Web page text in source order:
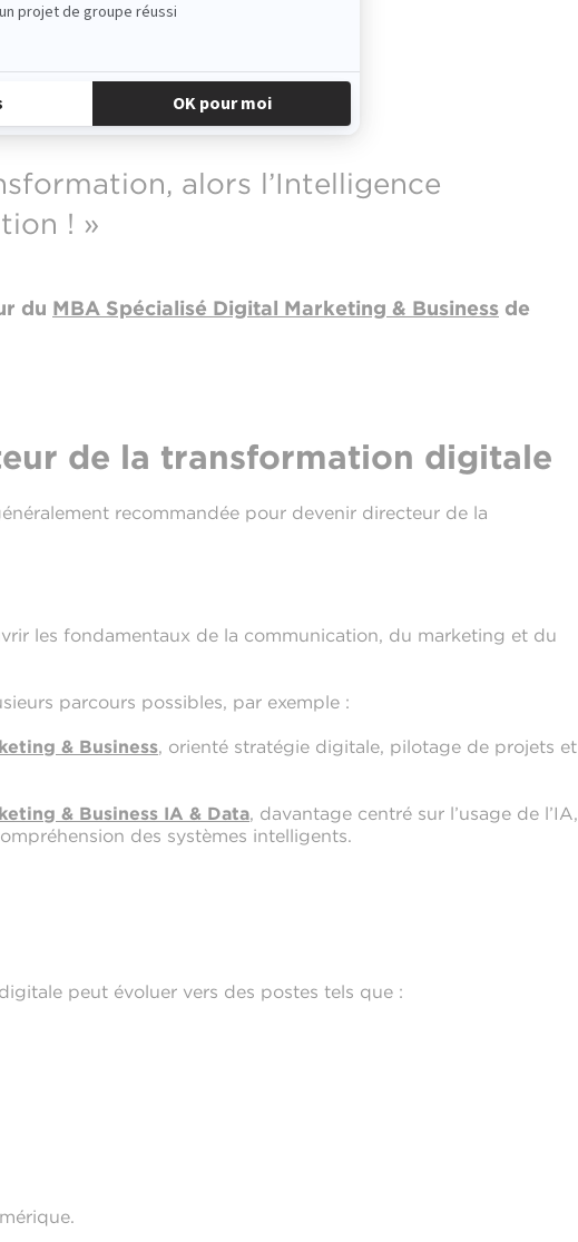
alors l’Intelligence
! »
du MBA Spécialisé Digital Marketing & Business de
de la transformation digitale
recommandée pour devenir directeur de la
les fondamentaux de la communication, du marketing et du
parcours possibles, par exemple :
& Business, orienté stratégie digitale, pilotage de projets et
& Business IA & Data, davantage centré sur l’usage de l’IA,
des systèmes intelligents.
peut évoluer vers des postes tels que :